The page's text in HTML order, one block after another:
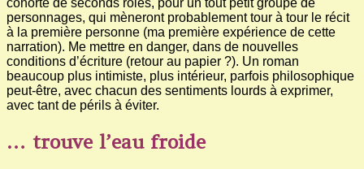
cohorte de seconds rôles, pour un tout petit groupe de
personnages, qui mèneront probablement tour à tour le récit
à la première personne (ma première expérience de cette
narration). Me mettre en danger, dans de nouvelles
conditions d’écriture (retour au papier ?). Un roman
beaucoup plus intimiste, plus intérieur, parfois philosophique
peut-être, avec chacun des sentiments lourds à exprimer,
avec tant de périls à éviter.
… trouve l’eau froide